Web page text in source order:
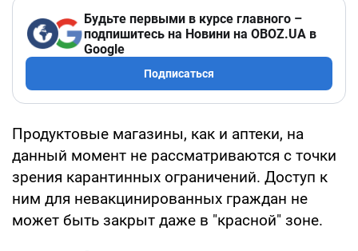
Будьте первыми в курсе главного –
подпишитесь на Новини на OBOZ.UA в
Google
Подписаться
Продуктовые магазины, как и аптеки, на
данный момент не рассматриваются с точки
зрения карантинных ограничений. Доступ к
ним для невакцинированных граждан не
может быть закрыт даже в "красной" зоне.